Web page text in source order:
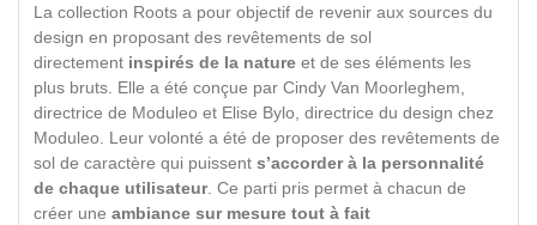
La collection Roots a pour objectif de revenir aux sources du
design en proposant des revêtements de sol
directement inspirés de la nature et de ses éléments les
plus bruts. Elle a été conçue par Cindy Van Moorleghem,
directrice de Moduleo et Elise Bylo, directrice du design chez
Moduleo. Leur volonté a été de proposer des revêtements de
sol de caractère qui puissent s’accorder à la personnalité
de chaque utilisateur. Ce parti pris permet à chacun de
créer une ambiance sur mesure tout à fait